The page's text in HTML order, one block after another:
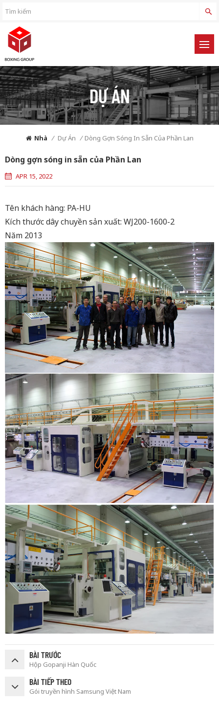
DỰ ÁN
Nhà / Dự Án / Dòng Gợn Sóng In Sẵn Của Phần Lan
Dòng gợn sóng in sẵn của Phần Lan
APR 15, 2022
Tên khách hàng: PA-HU
Kích thước dây chuyền sản xuất: WJ200-1600-2
Năm 2013
BÀI TRƯỚC
Hộp Gopanji Hàn Quốc
BÀI TIẾP THEO
Gói truyền hình Samsung Việt Nam